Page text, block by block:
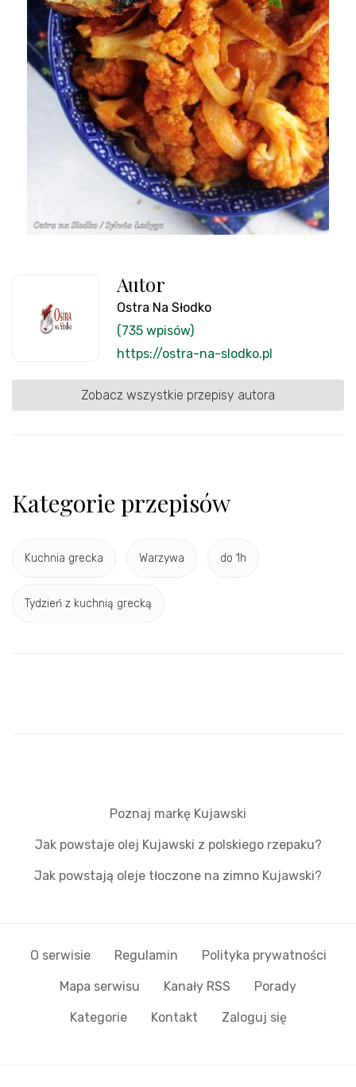
Autor
Ostra Na Słodko
(735 wpisów)
https://ostra-na-slodko.pl
Zobacz wszystkie przepisy autora
Kategorie przepisów
Kuchnia grecka Warzywa do 1h
Tydzień z kuchnią grecką
Poznaj markę Kujawski
Jak powstaje olej Kujawski z polskiego rzepaku?
Jak powstają oleje tłoczone na zimno Kujawski?
O serwisie Regulamin Polityka prywatności
Mapa serwisu Kanały RSS Porady
Kategorie Kontakt Zaloguj się